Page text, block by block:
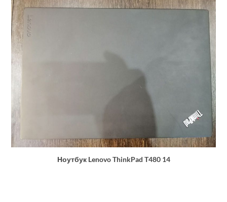
Ноутбук Lenovo ThinkPad T480 14